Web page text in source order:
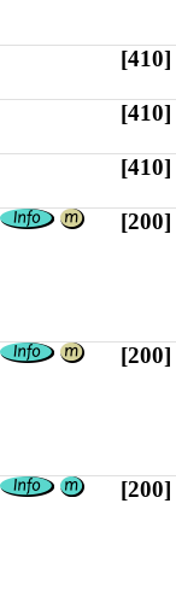
[410]
[410]
[410]
[200]
[200]
[200]